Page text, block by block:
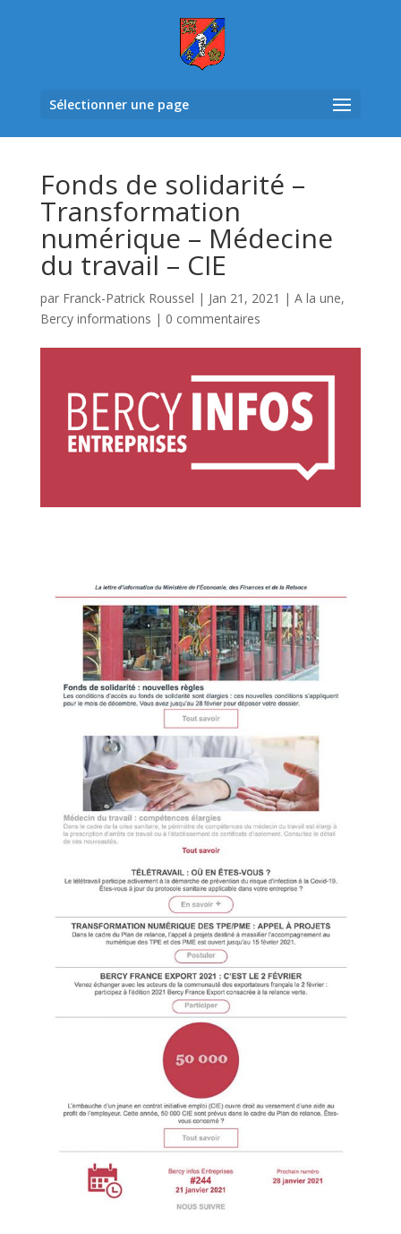
Sélectionner une page
Fonds de solidarité –
Transformation
numérique – Médecine
du travail – CIE
par Franck-Patrick Roussel | Jan 21, 2021 | A la une,
Bercy informations | 0 commentaires